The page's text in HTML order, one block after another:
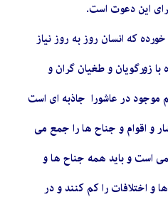
این دعوت است.
که انسان روز به روز نیاز
با زورگویان و طغیان گران و
در عاشورا جاذبه ای است
و اقوام و جناح ها را جمع می
است و باید همه جناح ها و
و اختلافات را کم کنند و در